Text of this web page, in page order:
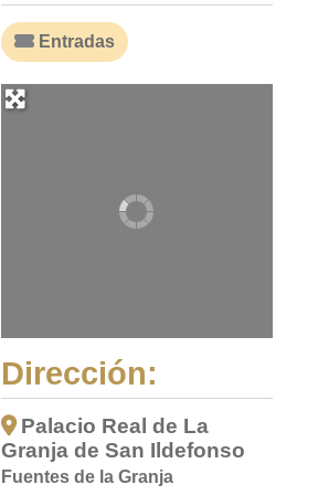
Entradas
Dirección:
Palacio Real de La
Granja de San Ildefonso
Fuentes de la Granja